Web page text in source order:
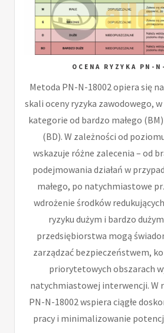
OCENA RYZYKA PN-
Metoda PN-N-18002 opiera się
skali oceny ryzyka zawodowego,
kategorie od bardzo małego
(BD). W zależności od
wskazuje różne zalecenia – od
podejmowania działań w
małego, po natychmiastowe
wdrożenie środków
ryzyku dużym i bardzo
przedsiębiorstwa mogą
zarządzać bezpieczeństwem,
priorytetowych obszarach
natychmiastowej interwencji. W
PN-N-18002 wspiera ciągłe
pracy i minimalizowanie